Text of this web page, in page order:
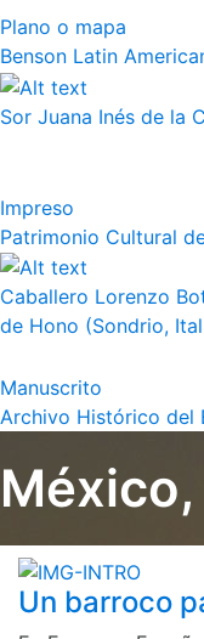
Plano o mapa
Benson Latin
Sor Juana Inés de la
Impreso
Patrimonio Cultural
Caballero Lorenzo
de Hono (Sondrio,
Manuscrito
Archivo Histórico del
Un barroco